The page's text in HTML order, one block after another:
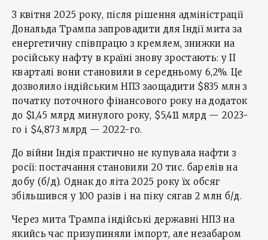
З квітня 2025 року, після рішення адміністрації
Дональда Трампа запровадити для Індії мита за
енергетичну співпрацю з кремлем, знижки на
російську нафту в країні знову зростають: у ІІ
кварталі вони становили в середньому 6,2%. Це
дозволило індійським НПЗ заощадити $835 млн з
початку поточного фінансового року на додаток
до $1,45 млрд минулого року, $5,411 млрд — 2023-
го і $4,873 млрд — 2022-го.
До війни Індія практично не купувала нафти з
росії: постачання становили 20 тис. барелів на
добу (б/д). Однак до літа 2025 року їх обсяг
збільшився у 100 разів і на піку сягав 2 млн б/д.
Через мита Трампа індійські державні НПЗ на
якийсь час призупиняли імпорт, але незабаром